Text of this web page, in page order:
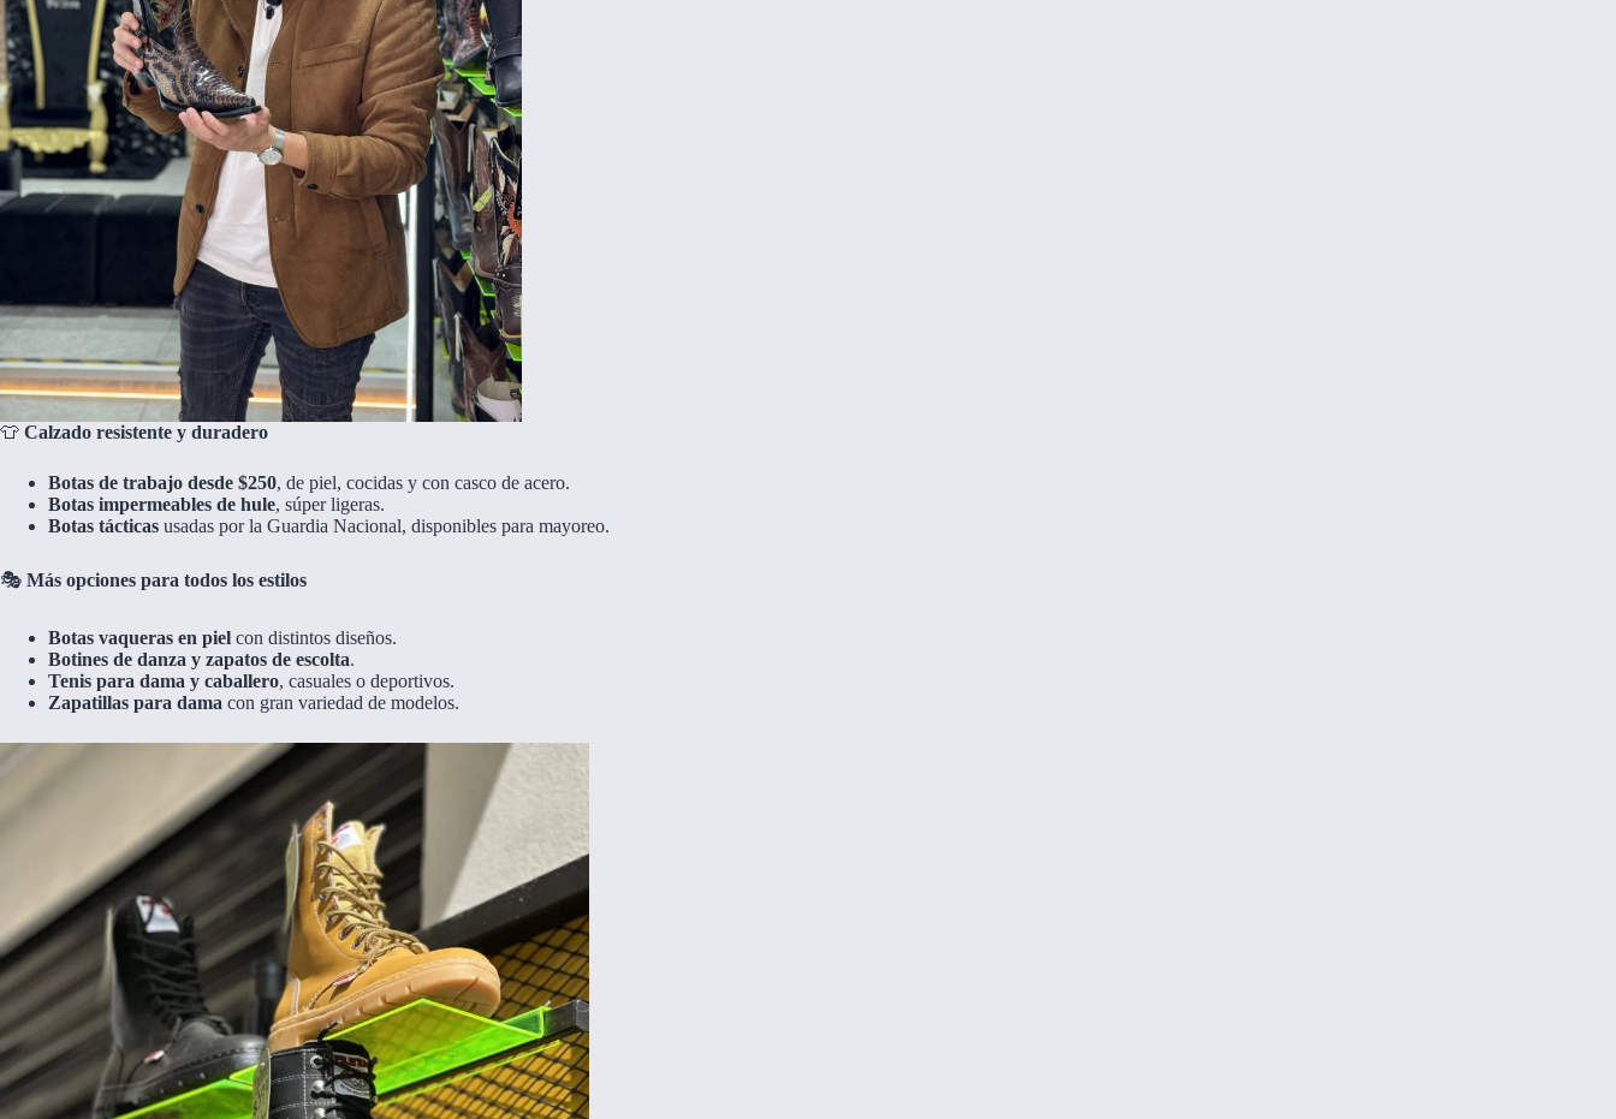
👕 Calzado resistente y duradero
Botas de trabajo desde $250, de piel, cocidas y con casco de acero.
Botas impermeables de hule, súper ligeras.
Botas tácticas usadas por la Guardia Nacional, disponibles para mayoreo.
🎭 Más opciones para todos los estilos
Botas vaqueras en piel con distintos diseños.
Botines de danza y zapatos de escolta.
Tenis para dama y caballero, casuales o deportivos.
Zapatillas para dama con gran variedad de modelos.